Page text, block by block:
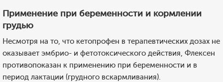
Применение при беременности и кормлении
грудью
Несмотря на то, что кетопрофен в терапевтических дозах не
оказывает эмбрио- и фетотоксического действия, Флексен
противопоказан к применению при беременности и в
период лактации (грудного вскармливания).